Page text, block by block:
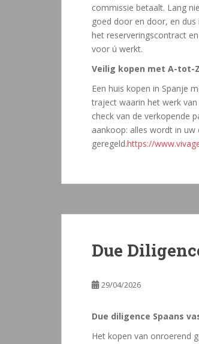
commissie betaalt. Lang
goed door en door, en
het reserveringscontract
voor ú werkt.
Veilig kopen met A-tot-
Een huis kopen in Spanje
traject waarin het werk
check van de verkopende
aankoop: alles wordt in uw
geregeld.https://
Due
29/04/2026
Due diligence Spaans
Het kopen van onroerend